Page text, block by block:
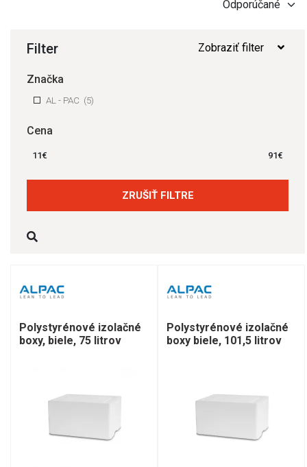
Filter Zobraziť filter
Značka
AL - PAC (5)
Cena
11€ 91€
ZRUŠIŤ FILTRE
Polystyrénové izolačné
boxy, biele, 75 litrov
Polystyrénové izolačné
boxy biele, 101,5 litrov